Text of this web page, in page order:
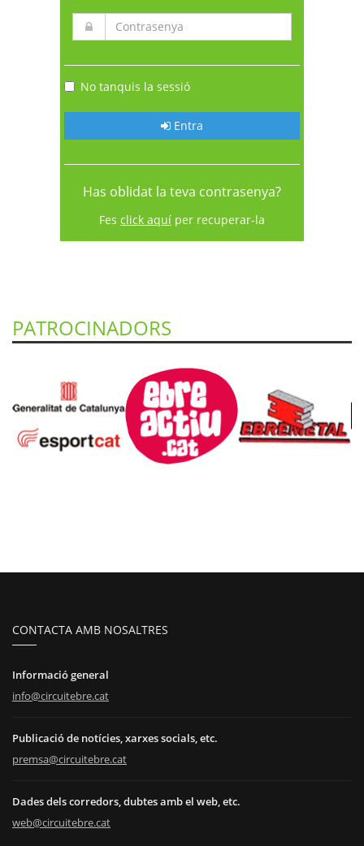
No tanquis la sessió
Entra
Has oblidat la teva contrasenya?
Fes click aquí per recuperar-la
PATROCINADORS
CONTACTA AMB NOSALTRES
Informació general
info@circuitebre.cat
Publicació de notícies, xarxes socials, etc.
premsa@circuitebre.cat
Dades dels corredors, dubtes amb el web, etc.
web@circuitebre.cat